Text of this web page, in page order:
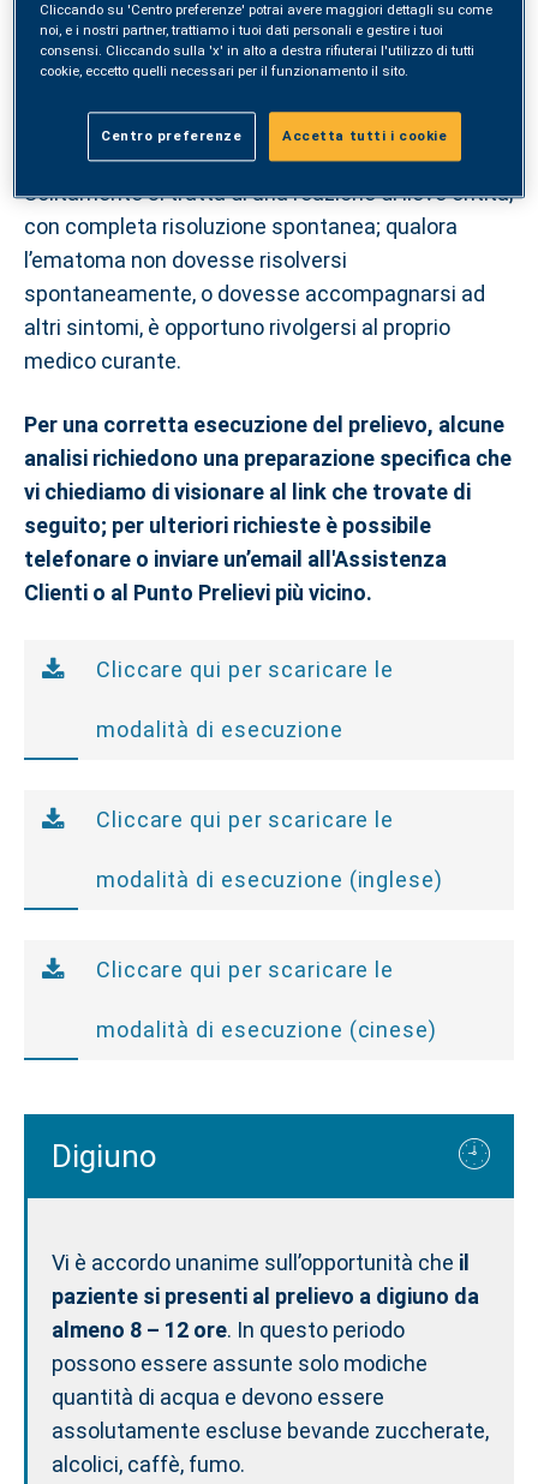
3)astenersi dall’attività fisica intensa dell’arto in
cui è stato introdotto l’ago per almeno qualche ora
palestra);
Solitamente si tratta di una reazione di lieve entità,
con completa risoluzione spontanea; qualora
l’ematoma non dovesse risolversi
spontaneamente, o dovesse accompagnarsi ad
altri sintomi, è opportuno rivolgersi al proprio
medico curante.
Per una corretta esecuzione del prelievo, alcune
analisi richiedono una preparazione specifica che
vi chiediamo di visionare al link che trovate di
seguito; per ulteriori richieste è possibile
telefonare o inviare un’email all'Assistenza
Clienti o al Punto Prelievi più vicino.
Cliccare qui per scaricare le
modalità di esecuzione
Cliccare qui per scaricare le
modalità di esecuzione (inglese)
Cliccare qui per scaricare le
modalità di esecuzione (cinese)
Digiuno
Vi è accordo unanime sull’opportunità che il
paziente si presenti al prelievo a digiuno da
almeno 8 – 12 ore. In questo periodo
possono essere assunte solo modiche
quantità di acqua e devono essere
assolutamente escluse bevande zuccherate,
alcolici, caffè, fumo.
Cliccando su 'Centro preferenze' potrai avere maggiori dettagli su come
noi, e i nostri partner, trattiamo i tuoi dati personali e gestire i tuoi
consensi. Cliccando sulla 'x' in alto a destra rifiuterai l'utilizzo di tutti
cookie, eccetto quelli necessari per il funzionamento il sito.
Centro preferenze Accetta tutti i cookie